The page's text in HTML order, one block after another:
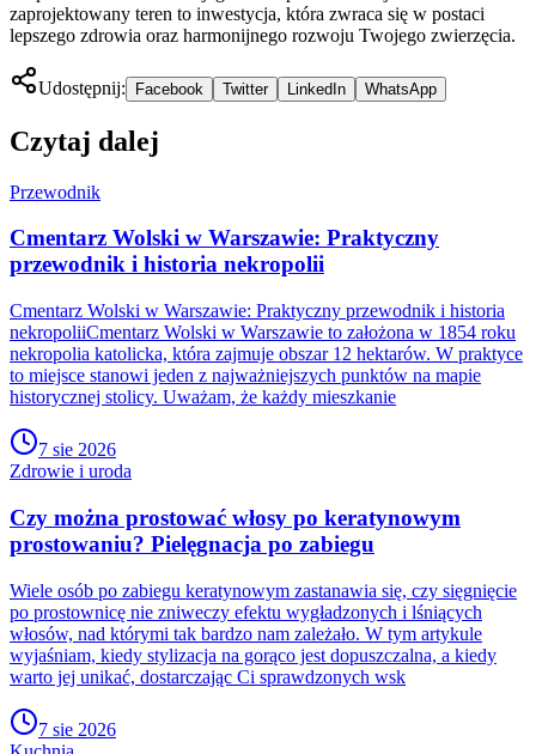
zaprojektowany teren to inwestycja, która zwraca się w postaci
lepszego zdrowia oraz harmonijnego rozwoju Twojego zwierzęcia.
Udostępnij: Facebook Twitter LinkedIn WhatsApp
Czytaj dalej
Przewodnik
Cmentarz Wolski w Warszawie: Praktyczny
przewodnik i historia nekropolii
Cmentarz Wolski w Warszawie: Praktyczny przewodnik i historia
nekropoliiCmentarz Wolski w Warszawie to założona w 1854 roku
nekropolia katolicka, która zajmuje obszar 12 hektarów. W praktyce
to miejsce stanowi jeden z najważniejszych punktów na mapie
historycznej stolicy. Uważam, że każdy mieszkanie
7 sie 2026
Zdrowie i uroda
Czy można prostować włosy po keratynowym
prostowaniu? Pielęgnacja po zabiegu
Wiele osób po zabiegu keratynowym zastanawia się, czy sięgnięcie
po prostownicę nie zniweczy efektu wygładzonych i lśniących
włosów, nad którymi tak bardzo nam zależało. W tym artykule
wyjaśniam, kiedy stylizacja na gorąco jest dopuszczalna, a kiedy
warto jej unikać, dostarczając Ci sprawdzonych wsk
7 sie 2026